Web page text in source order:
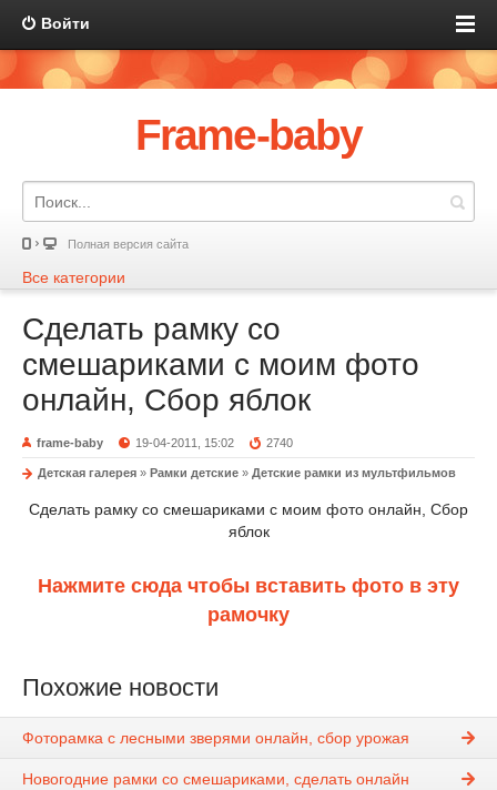
Войти
Frame-baby
Полная версия сайта
Все категории
Сделать рамку со
смешариками с моим фото
онлайн, Сбор яблок
frame-baby 19-04-2011, 15:02 2740
Детская галерея » Рамки детские » Детские рамки из мультфильмов
Сделать рамку со смешариками с моим фото онлайн, Сбор
яблок
Нажмите сюда чтобы вставить фото в эту
рамочку
Похожие новости
Фоторамка с лесными зверями онлайн, сбор урожая
Новогодние рамки со смешариками, сделать онлайн